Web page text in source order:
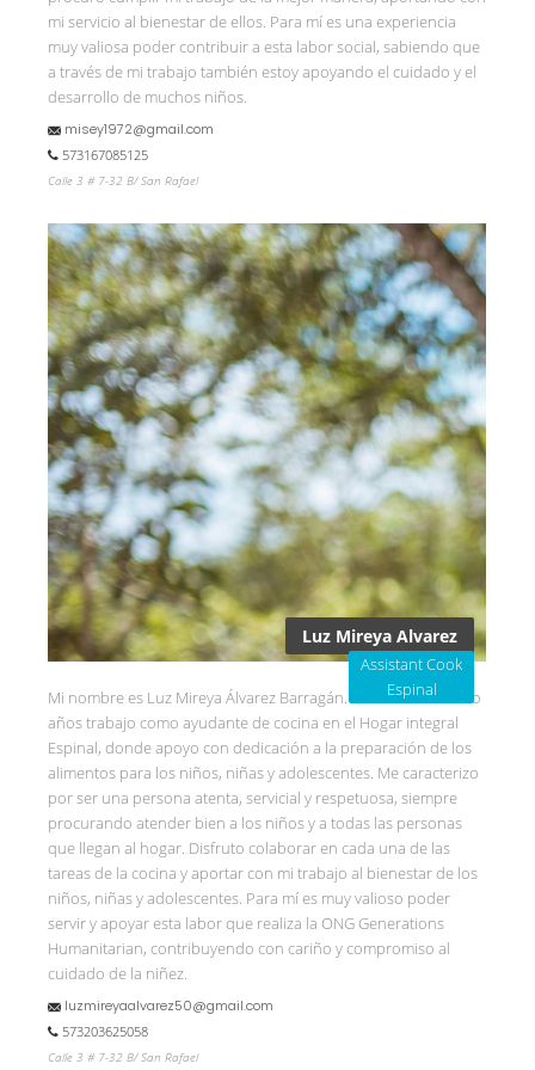
mi servicio al bienestar de ellos. Para mí es una experiencia
muy valiosa poder contribuir a esta labor social, sabiendo que
a través de mi trabajo también estoy apoyando el cuidado y el
desarrollo de muchos niños.
misey1972@gmail.com
573167085125
Calle 3 # 7-32 B/ San Rafael
Luz Mireya Alvarez
Assistant Cook
Espinal
Mi nombre es Luz Mireya Álvarez Barragán. Desde hace cuatro
años trabajo como ayudante de cocina en el Hogar integral
Espinal, donde apoyo con dedicación a la preparación de los
alimentos para los niños, niñas y adolescentes. Me caracterizo
por ser una persona atenta, servicial y respetuosa, siempre
procurando atender bien a los niños y a todas las personas
que llegan al hogar. Disfruto colaborar en cada una de las
tareas de la cocina y aportar con mi trabajo al bienestar de los
niños, niñas y adolescentes. Para mí es muy valioso poder
servir y apoyar esta labor que realiza la ONG Generations
Humanitarian, contribuyendo con cariño y compromiso al
cuidado de la niñez.
luzmireyaalvarez50@gmail.com
573203625058
Calle 3 # 7-32 B/ San Rafael